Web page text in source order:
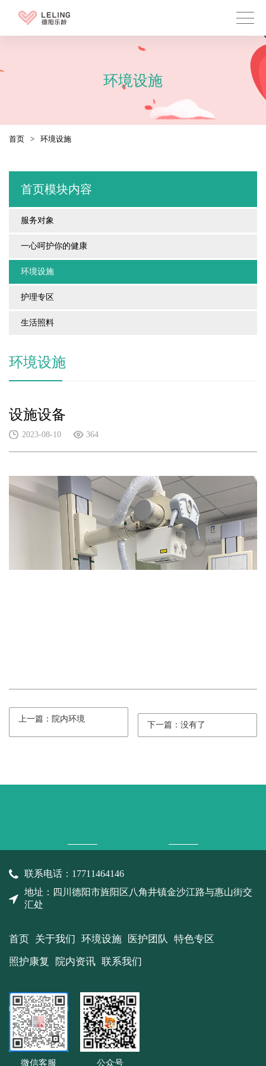
环境设施
首页 > 环境设施
首页模块内容
服务对象
一心呵护你的健康
环境设施
护理专区
生活照料
环境设施
设施设备
2023-08-10 364
上一篇：院内环境
下一篇：没有了
联系电话：17711464146
地址：四川德阳市旌阳区八角井镇金沙江路与惠山街交
汇处
首页 关于我们 环境设施 医护团队
特色专区
照护康复
院内资讯 联系我们
微信客服 公众号